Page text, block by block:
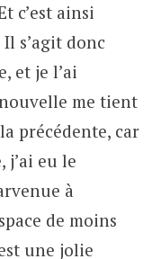
c’est ainsi
s’agit donc
et je l’ai
me tient
précédente, car
j’ai eu le
à
de moins
une jolie